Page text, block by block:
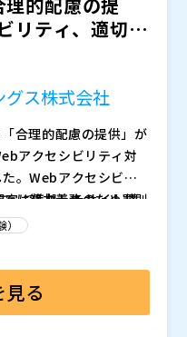
リティ、適切に
グス株式会社
合理的配慮の提供」が
アクセシビリティ対
。Webアクセシビリ
は努力義務のため罰則
た場合には罰則があり
に準拠したサイト構
う方や、見よう見まね
インや開発への影響範
付けられないというお
、ブランドに対するイ
す。 本セミナーで
る